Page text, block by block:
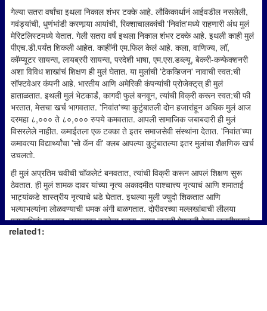
गेल्या सतरा वर्षांचा इथला निकाल शंभर टक्के आहे. लौकिकार्थानं आईवडील नसलेली,
गवंड्यांची, धुणंभांडी करणार्‍या आयांची, रिक्शाचालकांची 'निवांत'मध्ये राहणारी अंध मुलं
मेरिटलिस्टमध्ये येतात. गेली सतरा वर्षं इथला निकाल शंभर टक्के आहे. इथली काही मुलं
पीएच.डी.पर्यंत शिकली आहेत. काहींनी एम.फिल केलं आहे. कला, वाणिज्य, लॉ,
कॉम्प्यूटर सायन्स, लायब्ररी सायन्स, परदेशी भाषा, एम.एस.डब्ल्यू, बेकरी-कन्फेक्शनरी
अशा विविध शाखांचं शिक्षण ही मुलं घेतात. या मुलांची 'टेकव्हिजन' नावाची स्वत:ची
सॉफ्टवेअर कंपनी आहे. भारतीय आणि अमेरिकी कंपन्यांची प्रोजेक्ट्‌स्‌ ही मुलं
हाताळतात. इथली मुलं भेटकार्डं, कागदी फुलं बनवून, त्यांची विक्री करून स्वत:ची फी
भरतात, मेसचा खर्च भागवतात. 'निवांत'च्या कुटुंबातली दोन हजारांहून अधिक मुलं आज
दरमहा ८,००० ते ८०,००० रुपये कमवतात. आपली सामाजिक जबाबदारी ही मुलं
विसरलेले नाहीत. कमाईतला एक टक्का ते इतर समाजसेवी संस्थांना देतात. 'निवांत'च्या
कमावत्या विद्यार्थ्यांचा 'सो कॅन वी' क्लब आपल्या कुटुंबातल्या इतर मुलांचा शैक्षणिक खर्च
उचलतो.
ही मुलं अप्रतिम चवीची चॉकलेटं बनवतात, त्यांची विक्री करून आपलं शिक्षण सुरू
ठेवतात. ही मुलं शामक दावर यांच्या नृत्य अकादमीत पाश्चात्त्य नृत्याचं आणि शमाताई
भाट्यांकडे शास्त्रीय नृत्याचे धडे घेतात. इथल्या मुली ज्युदो शिकतात आणि
भल्याभल्यांना लोळवण्याची धमक अंगी बाळगतात. दोरीवरच्या मल्लखांबाची लीलया
प्रात्यक्षिकं करतात, कपाळावर काचेचा ग्लास, त्यात जळती मेणबत्ती ठेवून जलदीपासनं
करतात, वेगवेगळी वाद्यं वाजवतात, कविता लिहितात, गातात, ट्रेकिंगला जातात, क्रिकेट
related1: